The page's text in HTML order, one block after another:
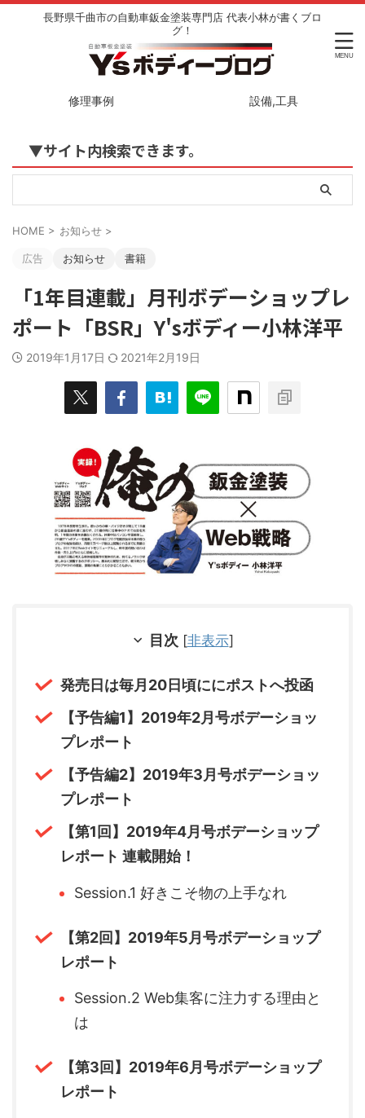
長野県千曲市の自動車鈑金塗装専門店 代表小林が書くブロ
グ！
修理事例 設備,工具
▼サイト内検索できます。
HOME > お知らせ >
広告 お知らせ 書籍
「1年目連載」月刊ボデーショップレ
ポート「BSR」Y'sボディー小林洋平
2019年1月17日 2021年2月19日
目次 [非表示]
発売日は毎月20日頃ににポストへ投函
【予告編1】2019年2月号ボデーショッ
プレポート
【予告編2】2019年3月号ボデーショッ
プレポート
【第1回】2019年4月号ボデーショップ
レポート 連載開始！
Session.1 好きこそ物の上手なれ
【第2回】2019年5月号ボデーショップ
レポート
Session.2 Web集客に注力する理由と
は
【第3回】2019年6月号ボデーショップ
レポート